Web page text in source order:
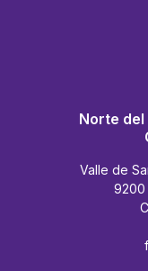
Norte
Valle de
9200